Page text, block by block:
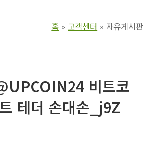
홈 고객센터 자유게시판
비트코
테더 손대손_j9Z